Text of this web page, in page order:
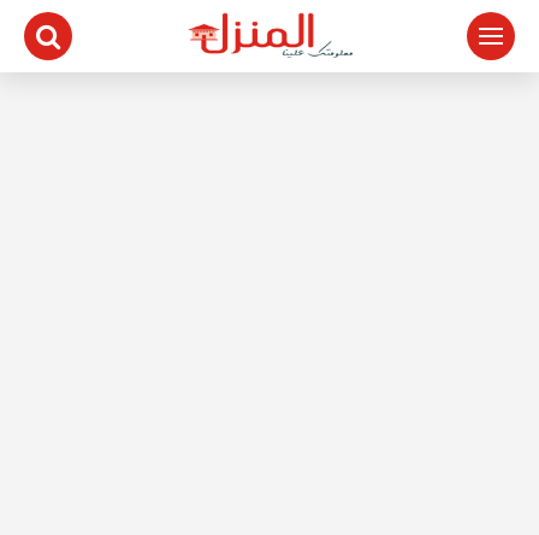
التجاوز
المحتوى